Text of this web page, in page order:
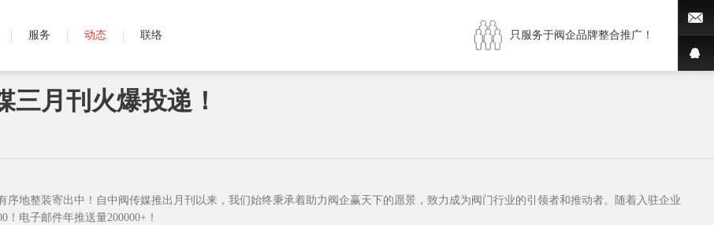
服务 动态 联络 只服务于阀企品牌整合推广！
三月刊火爆投递！
地整装寄出中！自中阀传媒推出月刊以来，我们始终秉承着助力阀企赢天下的愿景，致力成为阀门行业的引领者和推动者。随着入驻企业
电子邮件年推送量200000+！